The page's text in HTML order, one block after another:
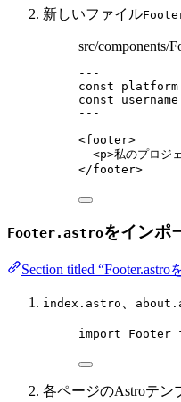
新しいファイル
src/components/
---
const platform
const username
---
<footer>
<p>私のプロジ
</footer>
Footer.astroをインポ
Section titled
index.astro
import Footer
各ページのAstroテン